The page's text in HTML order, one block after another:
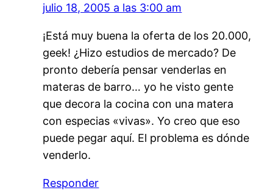
julio 18, 2005 a las 3:00 am
¡Está muy buena la oferta de los 20.000,
geek! ¿Hizo estudios de mercado? De
pronto debería pensar venderlas en
materas de barro… yo he visto gente
que decora la cocina con una matera
con especias «vivas». Yo creo que eso
puede pegar aquí. El problema es dónde
venderlo.
Responder